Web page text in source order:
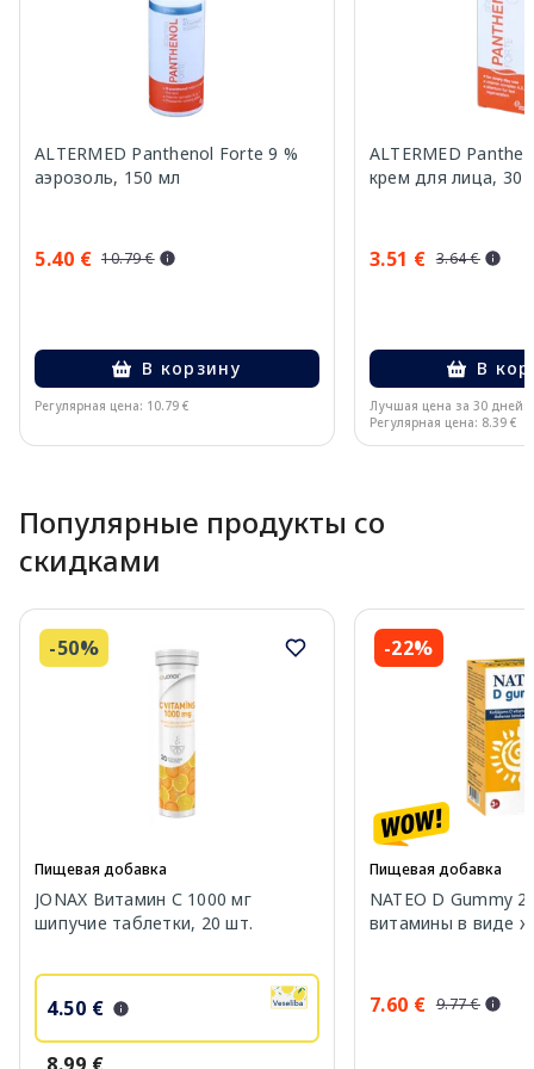
ALTERMED Panthenol Forte 9 %
аэрозоль, 150 мл
5.40 € 10.79 €
В корзину
Регулярная цена: 10.79 €
ALTERMED
крем для лица, 30 г
3.51 € 3.64 €
В
Лучшая цена за 30 дней:
Регулярная цена: 8.39 €
Популярные продукты со
скидками
-50%
Пищевая добавка
JONAX Витамин С 1000 мг
шипучие таблетки, 20 шт.
4.50 €
-22%
Пищевая добавка
NATEO D Gummy
витамины в виде
7.60 € 9.77 €